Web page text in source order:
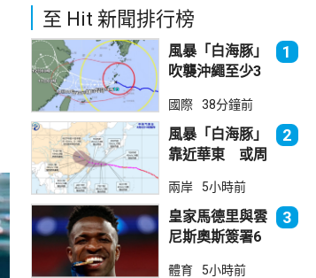
至 Hit 新聞排行榜
風暴「白海豚」
吹襲沖繩至少3
取消
1
國際 38分鐘前
風暴「白海豚」
靠近華東 或周
2
兩岸 5小時前
皇家馬德里與雲
尼斯奧斯簽署6
3
體育 5小時前